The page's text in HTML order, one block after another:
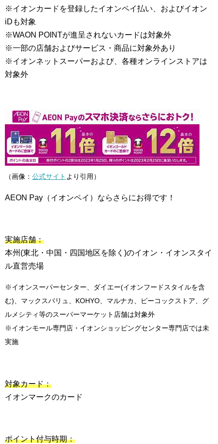
※イオンカードを登録したイオンペイ払い、およびイオン
iDも対象
※WAON POINTが進呈されないカードは対象外
※一部の店舗およびサービス・商品に対象外あり
※イオンネットスーパーおよび、各種オンラインストアは
対象外
（画像： 公式サイト より引用）
AEON Pay（イオンペイ）ならさらにお得です！
実施店舗：
本州(東北・中国・四国地区を除く)のイオン・イオンスタイ
ル直営売場
※イオンスーパーセンター、ダイエー(イオンフードスタイルを含
む)、マックスバリュ、KOHYO、マルナカ、ピーコックストア、グ
ルメシティ等のスーパーマーケット店舗は対象外
※イオンモール専門店・イオンショッピングセンター専門店では未
実施
対象カード：
イオンマークのカード
ポイント付与時期：